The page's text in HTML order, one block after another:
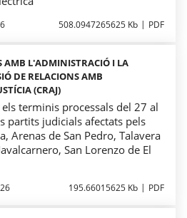
508.0947265625 Kb PDF
AMB L'ADMINISTRACIÓ I LA
DE RELACIONS AMB
(CRAJ)
terminis processals del 27 al
partits judicials afectats pels
Arenas de San Pedro, Talavera
San Lorenzo de El
195.66015625 Kb PDF